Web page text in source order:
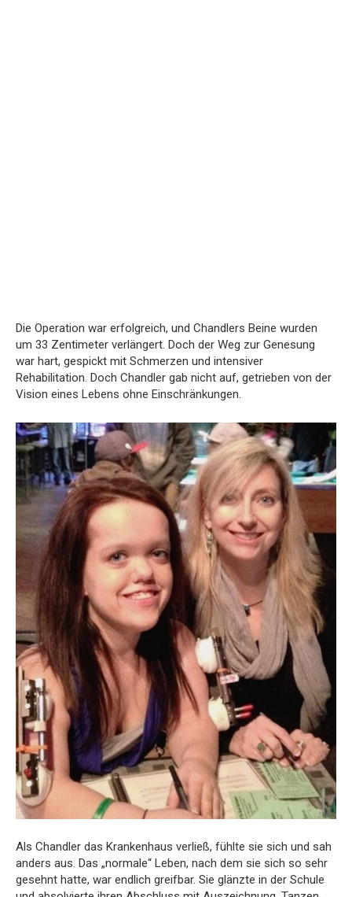
Die Operation war erfolgreich, und Chandlers Beine wurden
um 33 Zentimeter verlängert. Doch der Weg zur Genesung
war hart, gespickt mit Schmerzen und intensiver
Rehabilitation. Doch Chandler gab nicht auf, getrieben von der
Vision eines Lebens ohne Einschränkungen.
Als Chandler das Krankenhaus verließ, fühlte sie sich und sah
anders aus. Das „normale“ Leben, nach dem sie sich so sehr
gesehnt hatte, war endlich greifbar. Sie glänzte in der Schule